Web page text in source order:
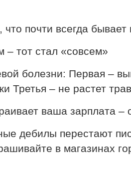
почти всегда бывает
– тот стал «совсем»
болезни: Первая –
Третья – не растет
ваша зарплата –
дебилы перестают
в магазинах